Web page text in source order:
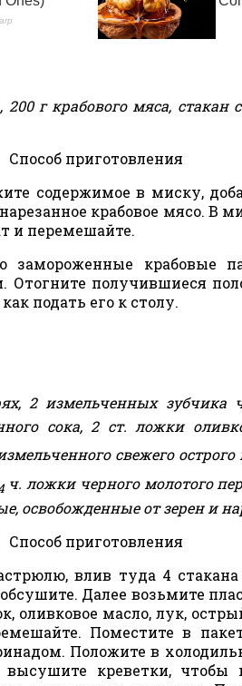
г крабового мяса,
Способ приготовления
содержимое в миску,
крабовое мясо. В
и перемешайте.
замороженные крабовые
Отогните получившиеся
подать его к столу.
2 измельченных зубчика
сока, 2 ст. ложки
свежего
ч. ложки черного молотого
освобожденные от зерен и
Способ приготовления
влив туда 4
Далее возьмите
оливковое масло, лук,
Поместите в
Положите в
креветки, чтобы